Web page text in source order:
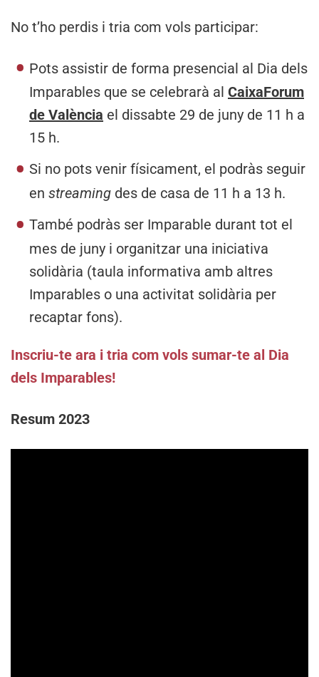
No t’ho perdis i tria com vols participar:
Pots assistir de forma presencial al Dia dels
Imparables que se celebrarà al CaixaForum
de València el dissabte 29 de juny de 11 h a
15 h.
Si no pots venir físicament, el podràs seguir
en streaming des de casa de 11 h a 13 h.
També podràs ser Imparable durant tot el
mes de juny i organitzar una iniciativa
solidària (taula informativa amb altres
Imparables o una activitat solidària per
recaptar fons).
Inscriu-te ara i tria com vols sumar-te al Dia
dels Imparables!
Resum 2023